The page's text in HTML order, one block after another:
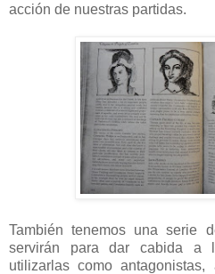
acción de nuestras partidas.
También tenemos una serie
servirán para dar cabida a
utilizarlas como antagonistas,